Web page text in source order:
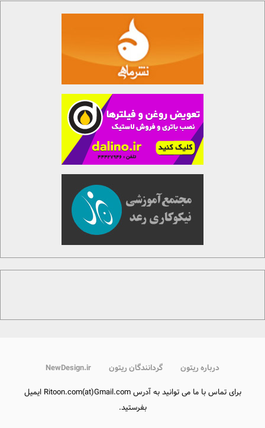
درباره ریتون گردانندگان ریتون NewDesign.ir
برای تماس با ما می توانید به آدرس Ritoon.com(at)Gmail.com ایمیل
بفرستید.